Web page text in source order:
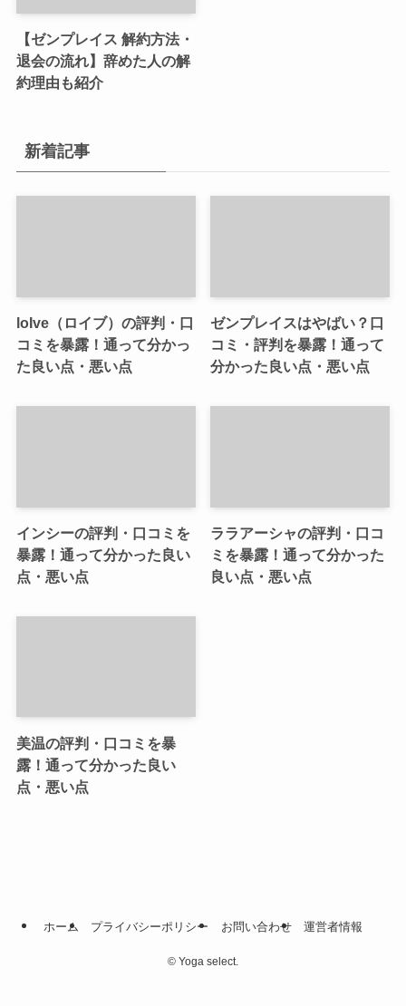
【ゼンプレイス 解約方法・
退会の流れ】辞めた人の解
約理由も紹介
新着記事
loIve（ロイブ）の評判・口
コミを暴露！通って分かっ
た良い点・悪い点
ゼンプレイスはやばい？口
コミ・評判を暴露！通って
分かった良い点・悪い点
インシーの評判・口コミを
暴露！通って分かった良い
点・悪い点
ララアーシャの評判・口コ
ミを暴露！通って分かった
良い点・悪い点
美温の評判・口コミを暴
露！通って分かった良い
点・悪い点
ホーム プライバシーポリシー お問い合わせ 運営者情報
© Yoga select.